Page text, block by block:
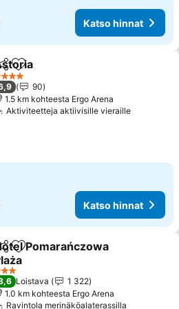
Katso hinnat
Lisää suosikkeihin
90
1.5 km kohteesta Ergo Arena
Aktiviteetteja aktiivisille vierailleKatso
Katso hinnat
Lisää suosikkeihin
Pomarańczowa
hinnat
Loistava
1 322
1.0 km kohteesta Ergo Arena
Ravintola merinäköalaterassilla